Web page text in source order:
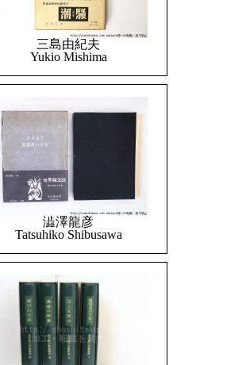
三島由紀夫
Yukio Mishima
澁澤龍彦
Tatsuhiko Shibusawa